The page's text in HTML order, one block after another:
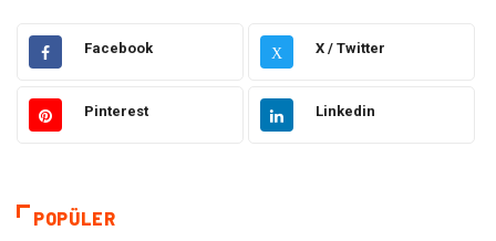
Hukuk Elektrik Elektronik
Güzellik & Bakım Moda
Giyim
Facebook X X / Twitter
Pinterest Linkedin
POPÜLER